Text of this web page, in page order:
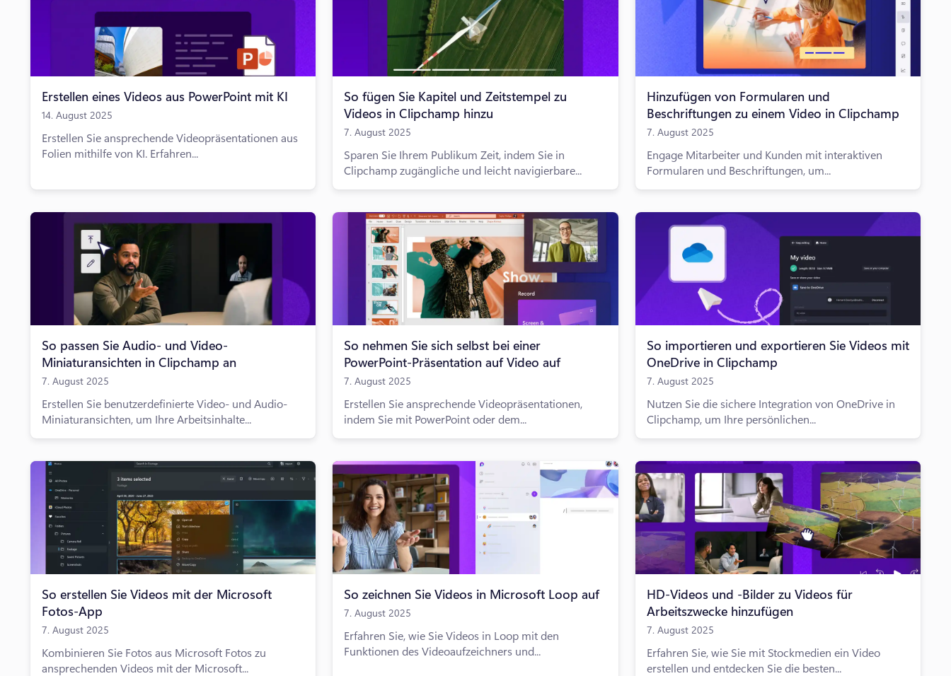
Erstellen eines Videos aus PowerPoint mit KI
14. August 2025
Erstellen Sie ansprechende Videopräsentationen aus
Folien mithilfe von KI. Erfahren...
So fügen Sie Kapitel und Zeitstempel zu
Videos in Clipchamp hinzu
7. August 2025
Sparen Sie Ihrem Publikum Zeit, indem Sie in
Clipchamp zugängliche und leicht navigierbare...
Hinzufügen von Formularen und
Beschriftungen zu einem Video in Clipchamp
7. August 2025
Engage Mitarbeiter und Kunden mit interaktiven
Formularen und Beschriftungen, um...
So passen Sie Audio- und Video-
Miniaturansichten in Clipchamp an
7. August 2025
Erstellen Sie benutzerdefinierte Video- und Audio-
Miniaturansichten, um Ihre Arbeitsinhalte...
So nehmen Sie sich selbst bei einer
PowerPoint-Präsentation auf Video auf
7. August 2025
Erstellen Sie ansprechende Videopräsentationen,
indem Sie mit PowerPoint oder dem...
So importieren und exportieren Sie Videos mit
OneDrive in Clipchamp
7. August 2025
Nutzen Sie die sichere Integration von OneDrive in
Clipchamp, um Ihre persönlichen...
So erstellen Sie Videos mit der Microsoft
Fotos-App
7. August 2025
Kombinieren Sie Fotos aus Microsoft Fotos zu
ansprechenden Videos mit der Microsoft...
So zeichnen Sie Videos in Microsoft Loop auf
7. August 2025
Erfahren Sie, wie Sie Videos in Loop mit den
Funktionen des Videoaufzeichners und...
HD-Videos und -Bilder zu Videos für
Arbeitszwecke hinzufügen
7. August 2025
Erfahren Sie, wie Sie mit Stockmedien ein Video
erstellen und entdecken Sie die besten...